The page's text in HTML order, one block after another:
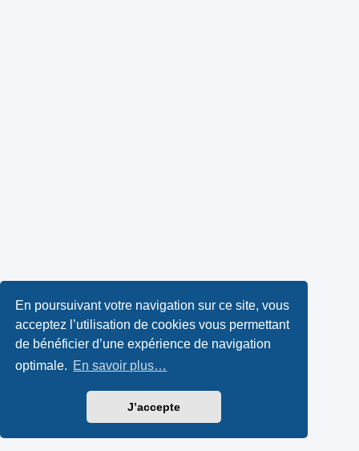
En poursuivant votre navigation sur ce site, vous
acceptez l’utilisation de cookies vous permettant
de bénéficier d’une expérience de navigation
optimale. En savoir plus…
J’accepte